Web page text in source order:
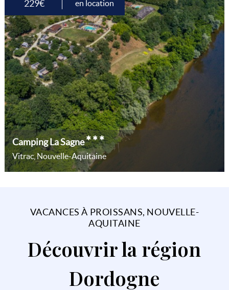
229€
en location
Camping La Sagne***
Vitrac, Nouvelle-Aquitaine
VACANCES À PROISSANS, NOUVELLE-
AQUITAINE
Découvrir la région
Dordogne